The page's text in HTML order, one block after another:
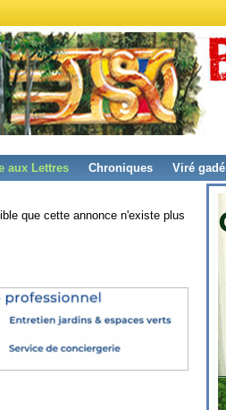
aux Lettres Chroniques Viré gadé
que cette annonce n'existe plus